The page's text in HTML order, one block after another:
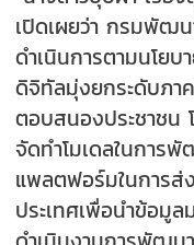
เปิดเผยว่า กรมพัฒ
ดำเนินการตามนโย
ดิจิทัลมุ่งยกระดับภา
ตอบสนองประชาชน
จัดทำโมเดลในการ
แพลตฟอร์มในการส่
ประเทศเพื่อนำข้อมูล